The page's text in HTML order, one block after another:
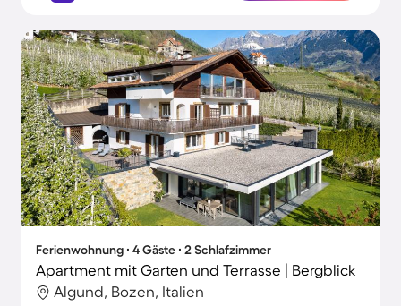
Ferienwohnung ∙ 4 Gäste ∙ 2 Schlafzimmer
Apartment mit Garten und Terrasse | Bergblick
Algund, Bozen, Italien